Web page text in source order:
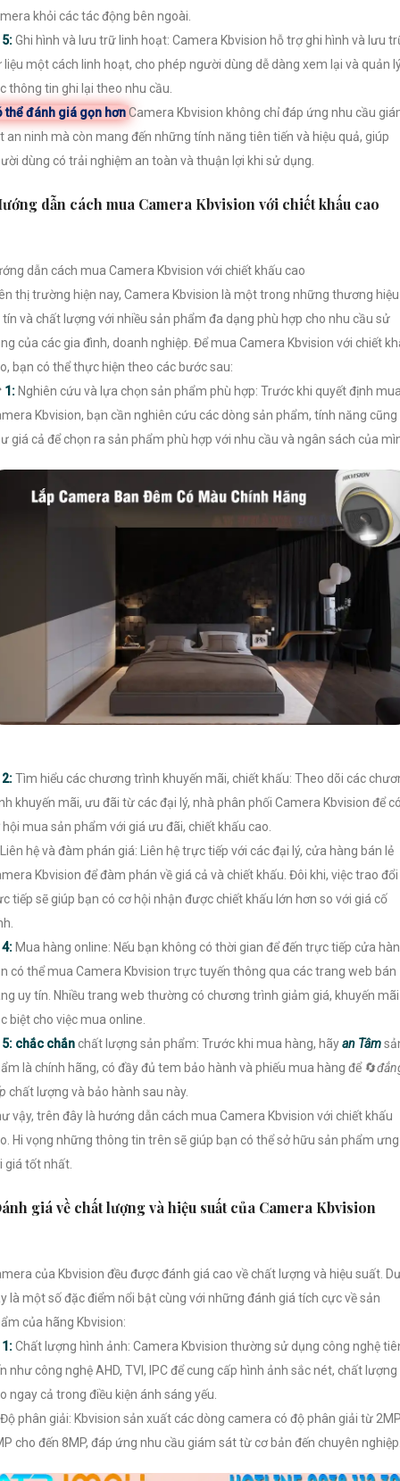
khỏi các tác động bên ngoài.
5:Ghi hình và lưu trữ linh hoạt: Camera Kbvision hỗ trợ ghi hình và lưu
liệu một cách linh hoạt, cho phép người dùng dễ dàng xem lại và quản
thông tin ghi lại theo nhu cầu.
thể đánh giá gọn hơnCamera Kbvision không chỉ đáp ứng nhu cầu
an ninh mà còn mang đến những tính năng tiên tiến và hiệu quả, giúp
dùng có trải nghiệm an toàn và thuận lợi khi sử dụng.
dẫn cách mua Camera Kbvision với chiết khấu cao
dẫn cách mua Camera Kbvision với chiết khấu cao
thị trường hiện nay, Camera Kbvision là một trong những thương hiệu
tín và chất lượng với nhiều sản phẩm đa dạng phù hợp cho nhu cầu sử
của các gia đình, doanh nghiệp. Để mua Camera Kbvision với chiết
bạn có thể thực hiện theo các bước sau:
1:Nghiên cứu và lựa chọn sản phẩm phù hợp: Trước khi quyết định
Kbvision, bạn cần nghiên cứu các dòng sản phẩm, tính năng cũng
giá cả để chọn ra sản phẩm phù hợp với nhu cầu và ngân sách của
2:Tìm hiểu các chương trình khuyến mãi, chiết khấu: Theo dõi các
khuyến mãi, ưu đãi từ các đại lý, nhà phân phối Camera Kbvision để
hội mua sản phẩm với giá ưu đãi, chiết khấu cao.
hệ và đàm phán giá: Liên hệ trực tiếp với các đại lý, cửa hàng bán lẻ
Kbvision để đàm phán về giá cả và chiết khấu. Đôi khi, việc trao đổi
tiếp sẽ giúp bạn có cơ hội nhận được chiết khấu lớn hơn so với giá cố
4: Mua hàng online: Nếu bạn không có thời gian để đến trực tiếp cửa
có thể mua Camera Kbvision trực tuyến thông qua các trang web bán
uy tín. Nhiều trang web thường có chương trình giảm giá, khuyến mãi
biệt cho việc mua online.
5: chắc chắnchất lượng sản phẩm: Trước khi mua hàng, hãyan Tâm
là chính hãng, có đầy đủ tem bảo hành và phiếu mua hàng để 🔄
chất lượng và bảo hành sau này.
vậy, trên đây là hướng dẫn cách mua Camera Kbvision với chiết khấu
Hi vọng những thông tin trên sẽ giúp bạn có thể sở hữu sản phẩm
giá tốt nhất.
giá về chất lượng và hiệu suất của Camera Kbvision
của Kbvision đều được đánh giá cao về chất lượng và hiệu suất.
là một số đặc điểm nổi bật cùng với những đánh giá tích cực về sản
của hãng Kbvision:
1:Chất lượng hình ảnh: Camera Kbvision thường sử dụng công nghệ
như công nghệ AHD, TVI, IPC để cung cấp hình ảnh sắc nét, chất lượng
ngay cả trong điều kiện ánh sáng yếu.
phân giải: Kbvision sản xuất các dòng camera có độ phân giải từ
cho đến 8MP, đáp ứng nhu cầu giám sát từ cơ bản đến chuyên